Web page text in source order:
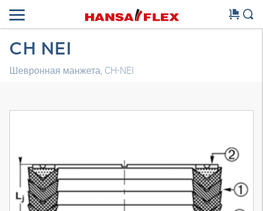
CH NEI
Шевронная манжета, CH-NEI